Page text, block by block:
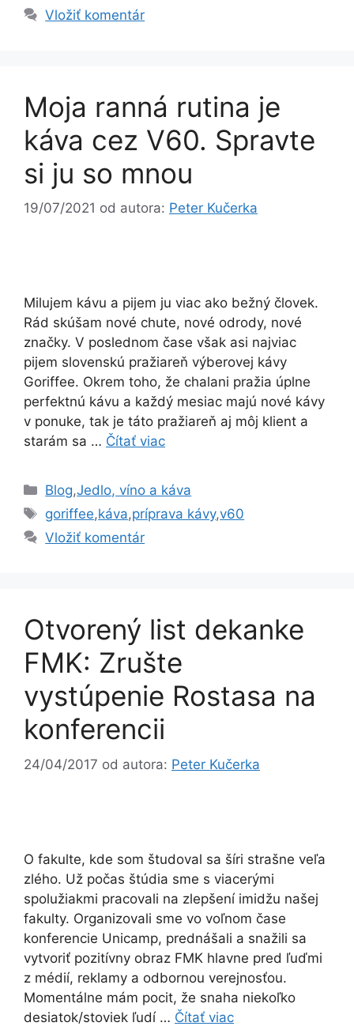
Vložiť komentár
Moja ranná rutina je
káva cez V60. Spravte
si ju so mnou
19/07/2021 od autora: Peter Kučerka
Milujem kávu a pijem ju viac ako bežný človek.
Rád skúšam nové chute, nové odrody, nové
značky. V poslednom čase však asi najviac
pijem slovenskú pražiareň výberovej kávy
Goriffee. Okrem toho, že chalani pražia úplne
perfektnú kávu a každý mesiac majú nové kávy
v ponuke, tak je táto pražiareň aj môj klient a
starám sa … Čítať viac
Kategórie
Blog,Jedlo, víno a káva
Značky
goriffee,káva,príprava kávy,v60
Vložiť komentár
Otvorený list dekanke
FMK: Zrušte
vystúpenie Rostasa na
konferencii
24/04/2017 od autora: Peter Kučerka
O fakulte, kde som študoval sa šíri strašne veľa
zlého. Už počas štúdia sme s viacerými
spolužiakmi pracovali na zlepšení imidžu našej
fakulty. Organizovali sme vo voľnom čase
konferencie Unicamp, prednášali a snažili sa
vytvoriť pozitívny obraz FMK hlavne pred ľuďmi
z médií, reklamy a odbornou verejnosťou.
Momentálne mám pocit, že snaha niekoľko
desiatok/stoviek ľudí … Čítať viac